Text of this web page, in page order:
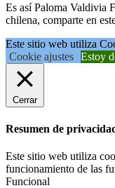
Es así Paloma Valdivia
chilena, comparte en
Este sitio web utiliza
Cookie ajustes Estoy
Cerrar
Resumen de
Este sitio web utiliza
funcionamiento de las
Funcional